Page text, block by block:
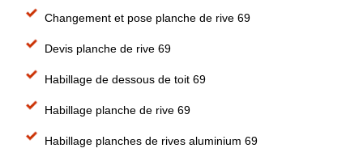
Changement et pose planche de rive 69
Devis planche de rive 69
Habillage de dessous de toit 69
Habillage planche de rive 69
Habillage planches de rives aluminium 69